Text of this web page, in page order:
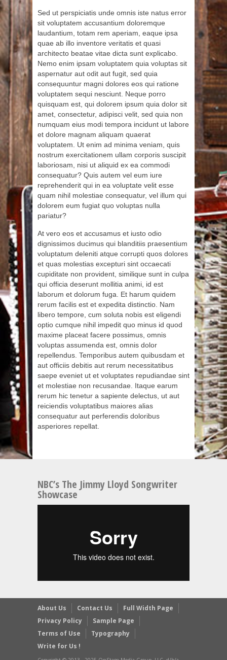
Sed ut perspiciatis unde omnis iste natus error
sit voluptatem accusantium doloremque
laudantium, totam rem aperiam, eaque ipsa
quae ab illo inventore veritatis et quasi
architecto beatae vitae dicta sunt explicabo.
Nemo enim ipsam voluptatem quia voluptas sit
aspernatur aut odit aut fugit, sed quia
consequuntur magni dolores eos qui ratione
voluptatem sequi nesciunt. Neque porro
quisquam est, qui dolorem ipsum quia dolor sit
amet, consectetur, adipisci velit, sed quia non
numquam eius modi tempora incidunt ut labore
et dolore magnam aliquam quaerat
voluptatem. Ut enim ad minima veniam, quis
nostrum exercitationem ullam corporis suscipit
laboriosam, nisi ut aliquid ex ea commodi
consequatur? Quis autem vel eum iure
reprehenderit qui in ea voluptate velit esse
quam nihil molestiae consequatur, vel illum qui
dolorem eum fugiat quo voluptas nulla
pariatur?
At vero eos et accusamus et iusto odio
dignissimos ducimus qui blanditiis praesentium
voluptatum deleniti atque corrupti quos dolores
et quas molestias excepturi sint occaecati
cupiditate non provident, similique sunt in culpa
qui officia deserunt mollitia animi, id est
laborum et dolorum fuga. Et harum quidem
rerum facilis est et expedita distinctio. Nam
libero tempore, cum soluta nobis est eligendi
optio cumque nihil impedit quo minus id quod
maxime placeat facere possimus, omnis
voluptas assumenda est, omnis dolor
repellendus. Temporibus autem quibusdam et
aut officiis debitis aut rerum necessitatibus
saepe eveniet ut et voluptates repudiandae sint
et molestiae non recusandae. Itaque earum
rerum hic tenetur a sapiente delectus, ut aut
reiciendis voluptatibus maiores alias
consequatur aut perferendis doloribus
asperiores repellat.
NBC’s The Jimmy Lloyd Songwriter
Showcase
About Us Contact Us
Full Width Page
Privacy Policy
Sample Page
Terms of Use
Typography
Write for Us !